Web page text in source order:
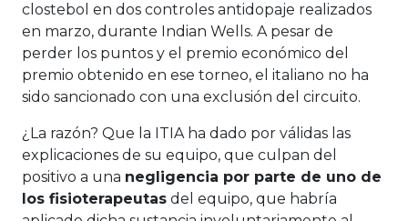
clostebol en dos controles antidopaje realizados
en marzo, durante Indian Wells. A pesar de
perder los puntos y el premio económico del
premio obtenido en ese torneo, el italiano no ha
sido sancionado con una exclusión del circuito.
¿La razón? Que la ITIA ha dado por válidas las
explicaciones de su equipo, que culpan del
positivo a una negligencia por parte de uno de
los fisioterapeutas del equipo, que habría